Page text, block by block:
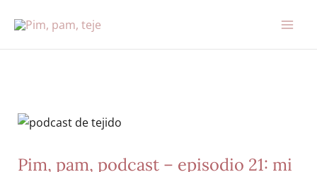
contenido
Pim, pam, podcast – episodio 21: mi